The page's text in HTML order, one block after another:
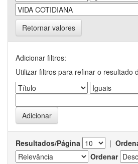
Retornar valores
Adicionar filtros:
Utilizar filtros para refinar o resultado
Resultados/Página |
Ordenar